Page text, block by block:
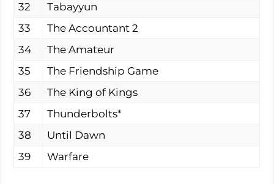
32
Tabayyun
33
The Accountant 2
34
The Amateur
35
The Friendship Game
36
The King of Kings
37
Thunderbolts*
38
Until Dawn
39
Warfare